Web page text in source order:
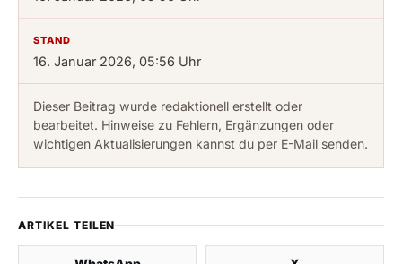
STAND
16. Januar 2026, 05:56 Uhr
Dieser Beitrag wurde redaktionell erstellt oder
bearbeitet. Hinweise zu Fehlern, Ergänzungen oder
wichtigen Aktualisierungen kannst du per E-Mail senden.
ARTIKEL TEILEN